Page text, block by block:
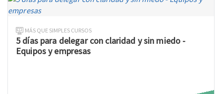
MÁS QUE SIMPLES CURSOS
5 días para delegar con claridad y sin miedo -
Equipos y empresas